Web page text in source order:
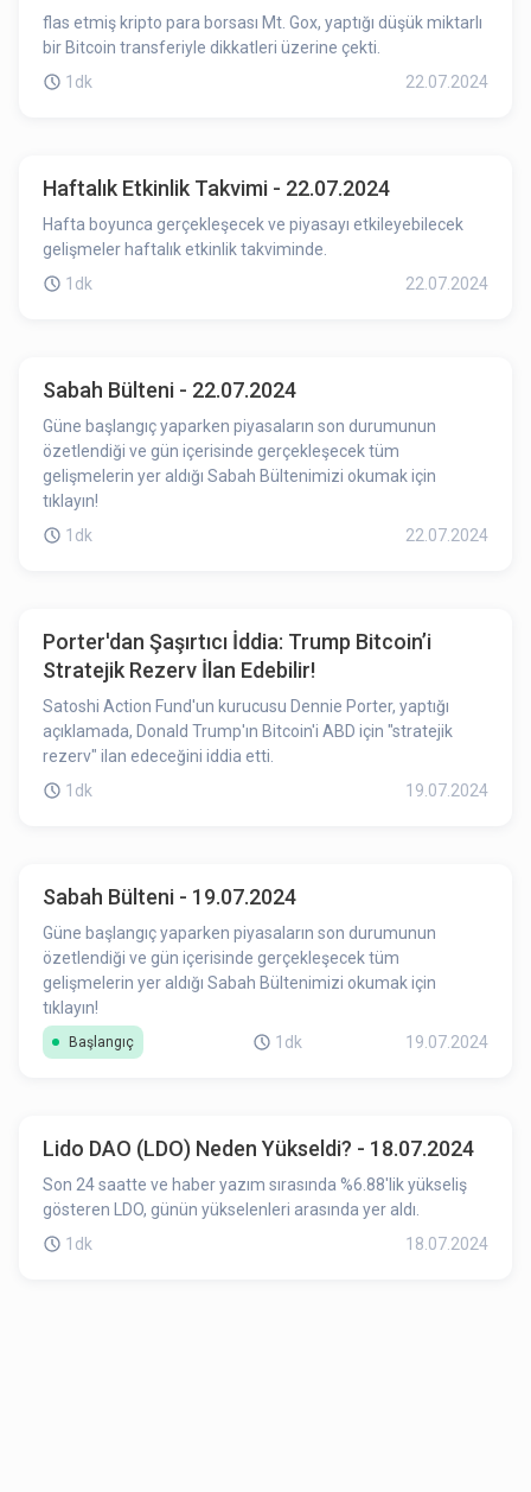
flas etmiş kripto para borsası Mt. Gox, yaptığı düşük miktarlı
bir Bitcoin transferiyle dikkatleri üzerine çekti.
1dk
22.07.2024
Haftalık Etkinlik Takvimi - 22.07.2024
Hafta boyunca gerçekleşecek ve piyasayı etkileyebilecek
gelişmeler haftalık etkinlik takviminde.
1dk
22.07.2024
Sabah Bülteni - 22.07.2024
Güne başlangıç yaparken piyasaların son durumunun
özetlendiği ve gün içerisinde gerçekleşecek tüm
gelişmelerin yer aldığı Sabah Bültenimizi okumak için
tıklayın!
1dk
22.07.2024
Porter'dan Şaşırtıcı İddia: Trump Bitcoin’i
Stratejik Rezerv İlan Edebilir!
Satoshi Action Fund'un kurucusu Dennie Porter, yaptığı
açıklamada, Donald Trump'ın Bitcoin'i ABD için "stratejik
rezerv" ilan edeceğini iddia etti.
1dk
19.07.2024
Sabah Bülteni - 19.07.2024
Güne başlangıç yaparken piyasaların son durumunun
özetlendiği ve gün içerisinde gerçekleşecek tüm
gelişmelerin yer aldığı Sabah Bültenimizi okumak için
tıklayın!
Başlangıç 1dk 19.07.2024
Lido DAO (LDO) Neden Yükseldi? - 18.07.2024
Son 24 saatte ve haber yazım sırasında %6.88'lik yükseliş
gösteren LDO, günün yükselenleri arasında yer aldı.
1dk
18.07.2024